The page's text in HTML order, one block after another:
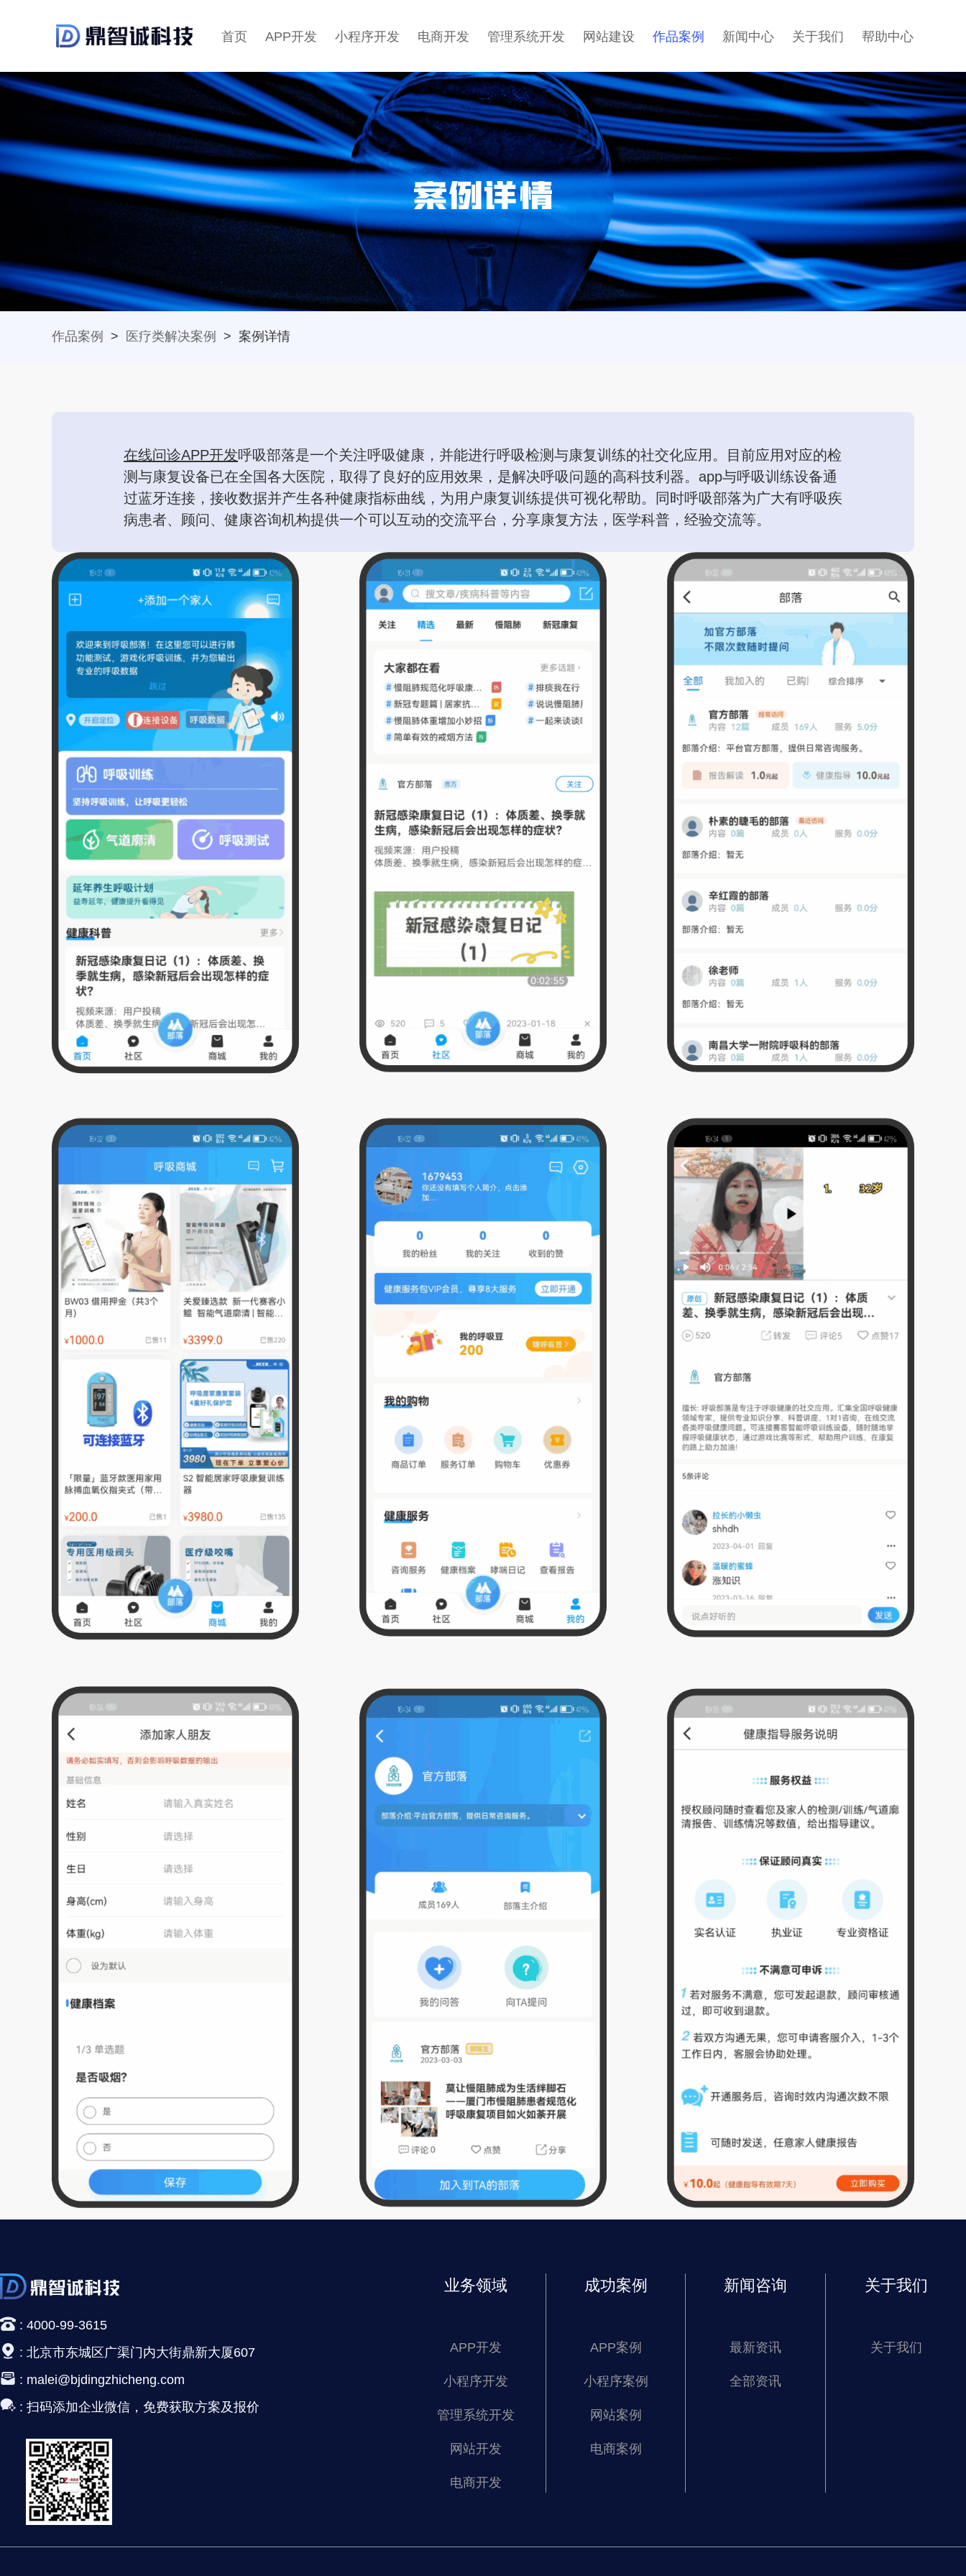
首页 APP开发 小程序开发 电商开发 管理系统开发 网站建设 作品案例 新闻中心 关于我们 帮助中心
作品案例 > 医疗类解决案例 > 案例详情
在线问诊APP开发呼吸部落是一个关注呼吸健康，并能进行呼吸检测与康复训练的社交化应用。目前应用对应的检
测与康复设备已在全国各大医院，取得了良好的应用效果，是解决呼吸问题的高科技利器。app与呼吸训练设备通
过蓝牙连接，接收数据并产生各种健康指标曲线，为用户康复训练提供可视化帮助。同时呼吸部落为广大有呼吸疾
病患者、顾问、健康咨询机构提供一个可以互动的交流平台，分享康复方法，医学科普，经验交流等。
关于我们
关于我们
新闻咨询
最新资讯
全部资讯
成功案例
APP案例
小程序案例
网站案例
电商案例
业务领域
APP开发
小程序开发
管理系统开发
网站开发
电商开发
: 4000-99-3615
: 北京市东城区广渠门内大街鼎新大厦607
: malei@bjdingzhicheng.com
: 扫码添加企业微信，免费获取方案及报价